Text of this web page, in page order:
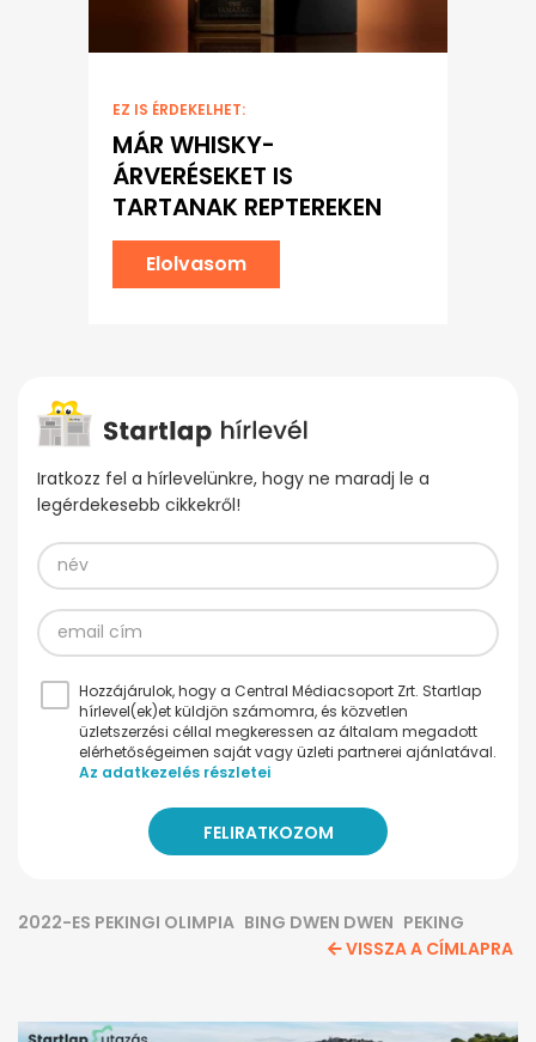
EZ IS ÉRDEKELHET:
MÁR WHISKY-
ÁRVERÉSEKET IS
TARTANAK REPTEREKEN
Elolvasom
Iratkozz fel a hírlevelünkre, hogy ne maradj le a
legérdekesebb cikkekről!
Hozzájárulok, hogy a Central Médiacsoport Zrt. Startlap
hírlevel(ek)et küldjön számomra, és közvetlen
üzletszerzési céllal megkeressen az általam megadott
elérhetőségeimen saját vagy üzleti partnerei ajánlatával.
Az adatkezelés részletei
2022-ES PEKINGI OLIMPIA BING DWEN DWEN PEKING
VISSZA A CÍMLAPRA